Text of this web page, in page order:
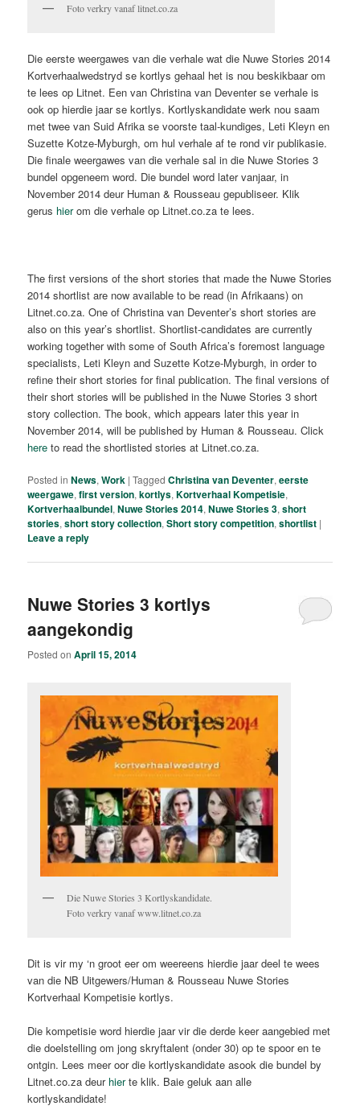
Foto verkry vanaf litnet.co.za
Die eerste weergawes van die verhale wat die Nuwe Stories 2014
Kortverhaalwedstryd se kortlys gehaal het is nou beskikbaar om
te lees op Litnet. Een van Christina van Deventer se verhale is
ook op hierdie jaar se kortlys. Kortlyskandidate werk nou saam
met twee van Suid Afrika se voorste taal-kundiges, Leti Kleyn en
Suzette Kotze-Myburgh, om hul verhale af te rond vir publikasie.
Die finale weergawes van die verhale sal in die Nuwe Stories 3
bundel opgeneem word. Die bundel word later vanjaar, in
November 2014 deur Human & Rousseau gepubliseer. Klik
gerus hierom die verhale op Litnet.co.za te lees.
The first versions of the short stories that made the Nuwe Stories
2014 shortlist are now available to be read (in Afrikaans) on
Litnet.co.za. One of Christina van Deventer’s short stories are
also on this year’s shortlist. Shortlist-candidates are currently
working together with some of South Africa’s foremost language
specialists, Leti Kleyn and Suzette Kotze-Myburgh, in order to
refine their short stories for final publication. The final versions of
their short stories will be published in the Nuwe Stories 3 short
story collection. The book, which appears later this year in
November 2014, will be published by Human & Rousseau. Click
here to read the shortlisted stories at Litnet.co.za.
Posted in News,Work |Tagged Christina van Deventer,eerste
weergawe,first version,kortlys,Kortverhaal Kompetisie,
Kortverhaalbundel,Nuwe Stories 2014,Nuwe Stories 3,short
stories,short story collection,Short story competition,shortlist |
Leave a reply
Nuwe Stories 3 kortlys
aangekondig
Posted onApril 15, 2014
Die Nuwe Stories 3 Kortlyskandidate.
Foto verkry vanaf www.litnet.co.za
Dit is vir my ‘n groot eer om weereens hierdie jaar deel te wees
van die NB Uitgewers/Human & Rousseau Nuwe Stories
Kortverhaal Kompetisie kortlys.
Die kompetisie word hierdie jaar vir die derde keer aangebied met
die doelstelling om jong skryftalent (onder 30) op te spoor en te
ontgin. Lees meer oor die kortlyskandidate asook die bundel by
Litnet.co.za deur hierte klik. Baie geluk aan alle
kortlyskandidate!